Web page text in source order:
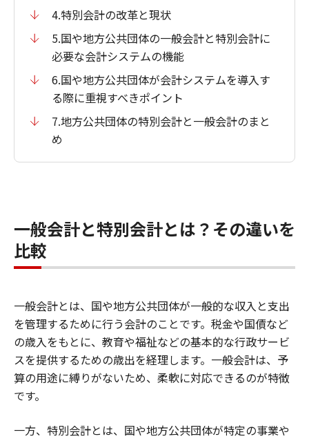
4.特別会計の改革と現状
5.国や地方公共団体の一般会計と特別会計に
必要な会計システムの機能
6.国や地方公共団体が会計システムを導入す
る際に重視すべきポイント
7.地方公共団体の特別会計と一般会計のまと
め
一般会計と特別会計とは？その違いを
比較
一般会計とは、国や地方公共団体が一般的な収入と支出
を管理するために行う会計のことです。税金や国債など
の歳入をもとに、教育や福祉などの基本的な行政サービ
スを提供するための歳出を経理します。一般会計は、予
算の用途に縛りがないため、柔軟に対応できるのが特徴
です。
一方、特別会計とは、国や地方公共団体が特定の事業や